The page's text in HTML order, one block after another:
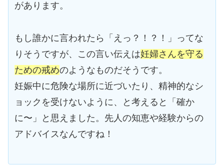
があります。
もし誰かに言われたら「えっ？！？！」ってな
りそうですが、この言い伝えは妊婦さんを守る
ための戒めのようなものだそうです。
妊娠中に危険な場所に近づいたり、精神的なシ
ョックを受けないように、と考えると「確か
に〜」と思えました。先人の知恵や経験からの
アドバイスなんですね！